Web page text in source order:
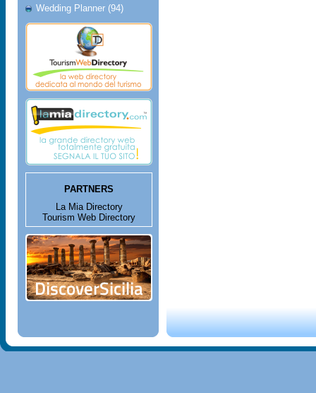
Wedding Planner (94)
PARTNERS
La Mia Directory
Tourism Web Directory